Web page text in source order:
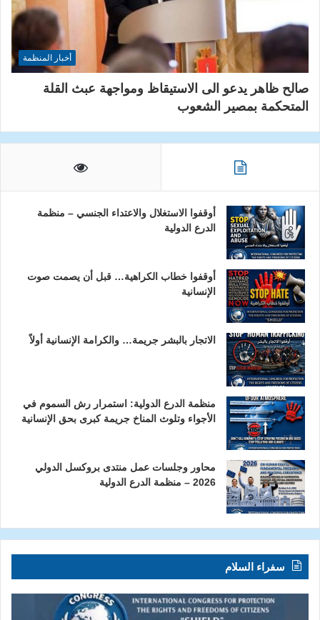
أخبار المنظمة
صالح ظاهر يدعو الى الاستيقاظ ومواجهة عبث القلة
المتحكمة بمصير الشعوب
أوقفوا الاستغلال والاعتداء الجنسي – منظمة
الدرع الدولية
أوقفوا خطاب الكراهية… قبل أن يصمت صوت
الإنسانية
الاتجار بالبشر جريمة… والكرامة الإنسانية أولاً
منظمة الدرع الدولية: استمرار رش السموم في
الأجواء وتلوث المناخ جريمة كبرى بحق الإنسانية
محاور وجلسات عمل منتدى بروكسل الدولي
2026 – منظمة الدرع الدولية
سفراء السلام